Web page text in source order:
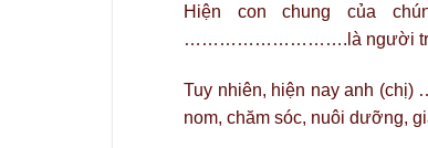
Hiện con chung của
……………………….là người
Tuy nhiên, hiện nay anh
nom, chăm sóc, nuôi dưỡng,